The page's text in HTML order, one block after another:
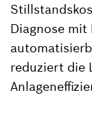
Diagnose
reduziert die